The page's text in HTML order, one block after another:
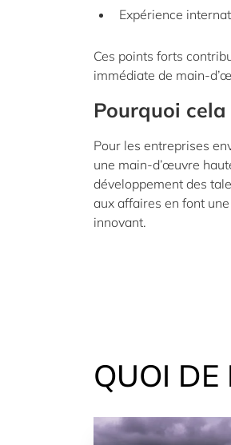
Expérience
Ces points forts
immédiate de main-
Pourquoi
Pour les entreprises
une main-d’œuvre
développement des
aux affaires en font
innovant.
QUOI DE